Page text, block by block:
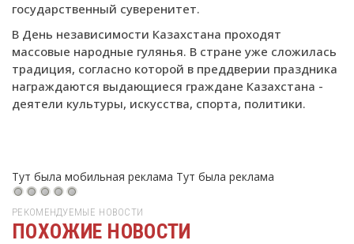
государственный суверенитет.
В День независимости Казахстана проходят
массовые народные гулянья. В стране уже сложилась
традиция, согласно которой в преддверии праздника
награждаются выдающиеся граждане Казахстана -
деятели культуры, искусства, спорта, политики.
Тут была мобильная реклама Тут была реклама
РЕКОМЕНДУЕМЫЕ НОВОСТИ
ПОХОЖИЕ НОВОСТИ